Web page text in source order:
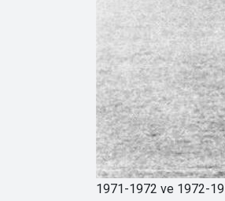
1971-1972 ve 1972-